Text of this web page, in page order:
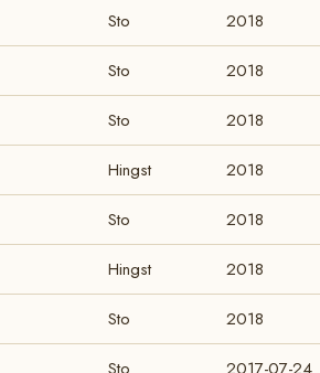
Sto 2018
Sto 2018
Sto 2018
Hingst 2018
Sto 2018
Hingst 2018
Sto 2018
Sto 2017-07-24